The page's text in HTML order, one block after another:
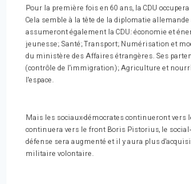
Pour la première fois en 60 ans, la CDU
Cela semble à la tête de la diplomatie
assumeront également la CDU: économie et
jeunesse; Santé; Transport; Numérisation et
du ministère des Affaires étrangères. Ses
(contrôle de l'immigration); Agriculture et
l'espace.
Mais les sociaux-démocrates continueront vers
continuera vers le front Boris Pistorius, le
défense sera augmenté et il y aura plus
militaire volontaire.